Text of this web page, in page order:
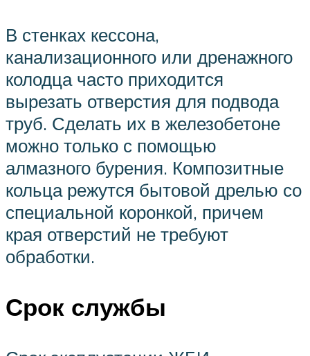
В стенках кессона,
канализационного или дренажного
колодца часто приходится
вырезать отверстия для подвода
труб. Сделать их в железобетоне
можно только с помощью
алмазного бурения. Композитные
кольца режутся бытовой дрелью со
специальной коронкой, причем
края отверстий не требуют
обработки.
Срок службы